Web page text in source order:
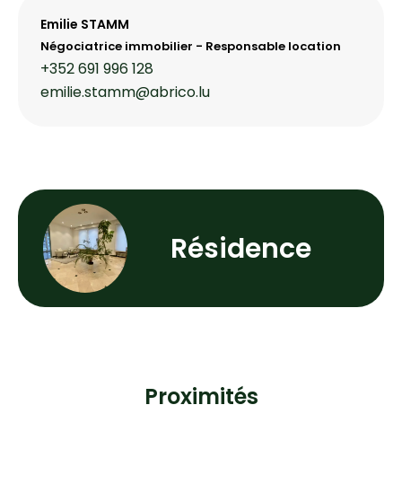
Emilie STAMM
Négociatrice immobilier - Responsable location
+352 691 996 128
emilie.stamm@abrico.lu
Résidence
Proximités